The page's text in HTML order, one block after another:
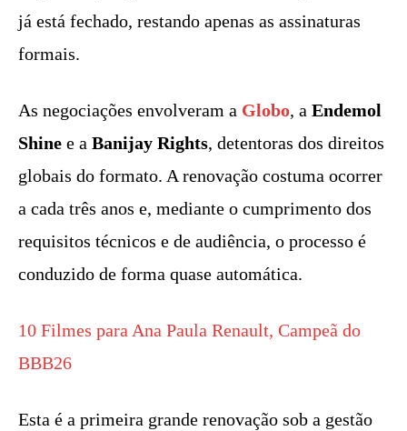
já está fechado, restando apenas as assinaturas
formais.
As negociações envolveram a Globo, a Endemol
Shine e a Banijay Rights, detentoras dos direitos
globais do formato. A renovação costuma ocorrer
a cada três anos e, mediante o cumprimento dos
requisitos técnicos e de audiência, o processo é
conduzido de forma quase automática.
10 Filmes para Ana Paula Renault, Campeã do
BBB26
Esta é a primeira grande renovação sob a gestão